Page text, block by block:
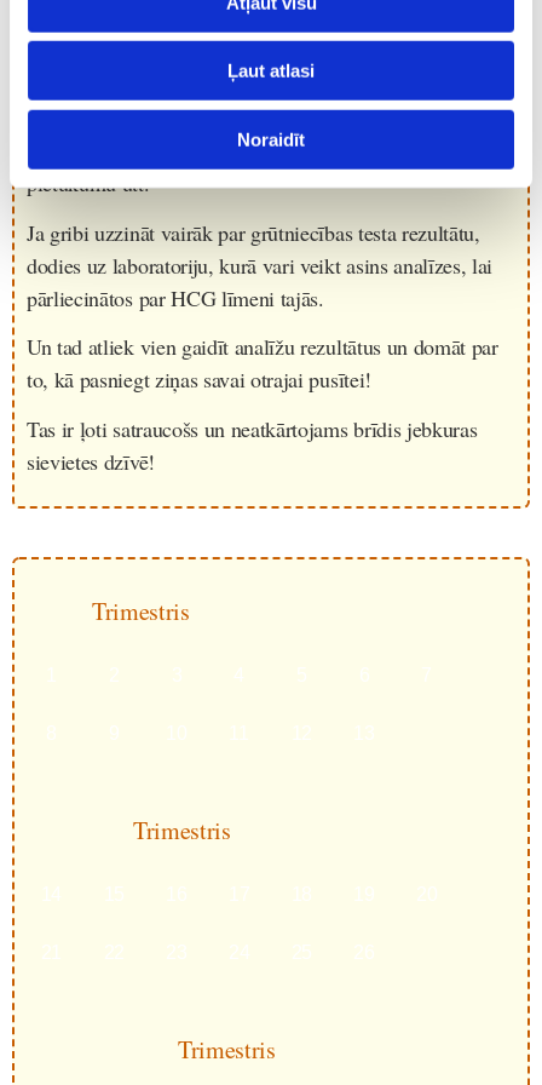
Ļaut atlasi
Noraidīt
minūšu laikā tas paliek sarkans, tad tas it kā nozīmē, ka
tev gaidāms bērniņš. Principā ir tā, ka pat, ja nepieliksi
pirkstu pie ekrāna, kvadrāts paliks sarkans tik un tā. Citi
testi ir tādi, kuru ietvaros tev jāatbild uz dažādiem
jautājumiem par pēdējo dzimumaktu, par piena dziedzeru
pietūkumu utt.
Ja gribi uzzināt vairāk par grūtniecības testa rezultātu,
dodies uz laboratoriju, kurā vari veikt asins analīzes, lai
pārliecinātos par HCG līmeni tajās.
Un tad atliek vien gaidīt analīžu rezultātus un domāt par
to, kā pasniegt ziņas savai otrajai pusītei!
Tas ir ļoti satraucošs un neatkārtojams brīdis jebkuras
sievietes dzīvē!
Trimestris
Trimestris
Trimestris